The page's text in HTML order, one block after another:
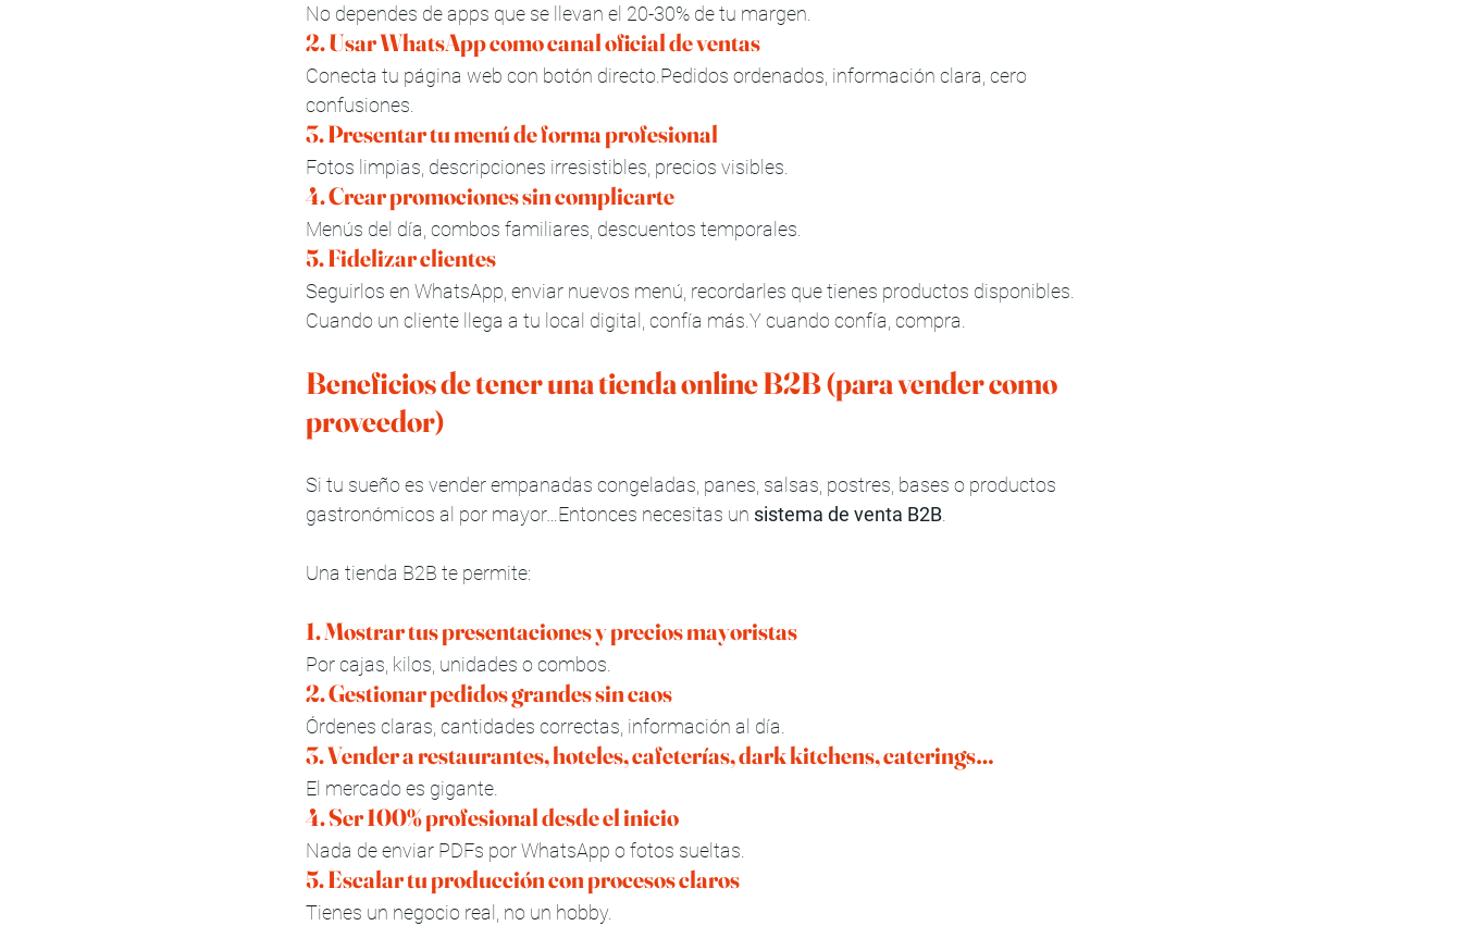
No dependes de apps que se llevan el 20-30% de tu margen.
2. Usar WhatsApp como canal oficial de ventas
Conecta tu página web con botón directo.Pedidos ordenados, información clara, cero
confusiones.
3. Presentar tu menú de forma profesional
Fotos limpias, descripciones irresistibles, precios visibles.
4. Crear promociones sin complicarte
Menús del día, combos familiares, descuentos temporales.
5. Fidelizar clientes
Seguirlos en WhatsApp, enviar nuevos menú, recordarles que tienes productos disponibles.
Cuando un cliente llega a tu local digital, confía más.Y cuando confía, compra.
Beneficios de tener una tienda online B2B (para vender como
proveedor)
Si tu sueño es vender empanadas congeladas, panes, salsas, postres, bases o productos
gastronómicos al por mayor…Entonces necesitas un sistema de venta B2B
Una tienda B2B te permite:
1. Mostrar tus presentaciones y precios mayoristas
Por cajas, kilos, unidades o combos.
2. Gestionar pedidos grandes sin caos
Órdenes claras, cantidades correctas, información al día.
3. Vender a restaurantes, hoteles, cafeterías, dark kitchens, caterings…
El mercado es gigante.
4. Ser 100% profesional desde el inicio
Nada de enviar PDFs por WhatsApp o fotos sueltas.
5. Escalar tu producción con procesos claros
Tienes un negocio real, no un hobby.